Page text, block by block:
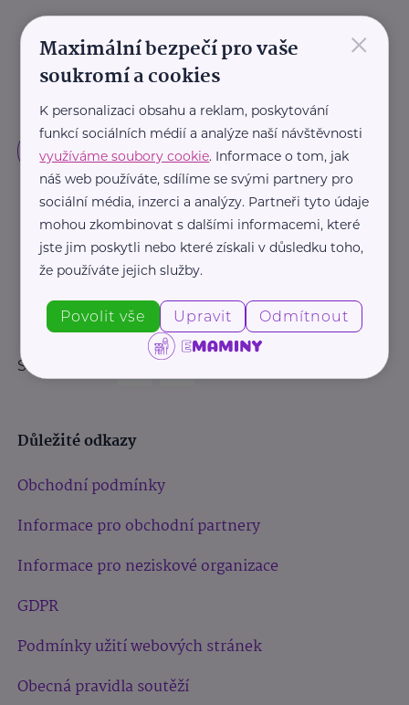
Sledujte nás:
Důležité odkazy
Obchodní podmínky
Informace pro obchodní partnery
Informace pro neziskové organizace
GDPR
Podmínky užití webových stránek
Obecná pravidla soutěží
×
Maximální bezpečí pro vaše
soukromí a cookies
K personalizaci obsahu a reklam, poskytování
funkcí sociálních médií a analýze naší návštěvnosti
využíváme soubory cookie. Informace o tom, jak
náš web používáte, sdílíme se svými partnery pro
sociální média, inzerci a analýzy. Partneři tyto údaje
mohou zkombinovat s dalšími informacemi, které
jste jim poskytli nebo které získali v důsledku toho,
že používáte jejich služby.
Povolit vše Upravit Odmítnout